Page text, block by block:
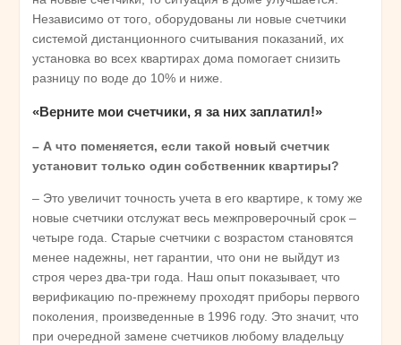
Независимо от того, оборудованы ли новые счетчики
системой дистанционного считывания показаний, их
установка во всех квартирах дома помогает снизить
разницу по воде до 10% и ниже.
«Верните мои счетчики, я за них заплатил!»
– А что поменяется, если такой новый счетчик
установит только один собственник квартиры?
– Это увеличит точность учета в его квартире, к тому же
новые счетчики отслужат весь межпроверочный срок –
четыре года. Старые счетчики с возрастом становятся
менее надежны, нет гарантии, что они не выйдут из
строя через два-три года. Наш опыт показывает, что
верификацию по-прежнему проходят приборы первого
поколения, произведенные в 1996 году. Это значит, что
при очередной замене счетчиков любому владельцу